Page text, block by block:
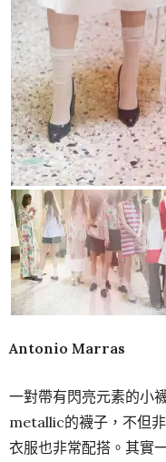
Antonio Marras
一對帶有閃亮元素的小
metallic的襪子，不但
衣服也非常配搭。其實